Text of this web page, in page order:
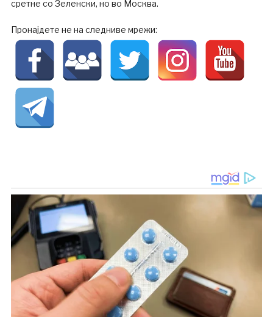
сретне со Зеленски, но во Москва.
Пронајдете не на следниве мрежи: